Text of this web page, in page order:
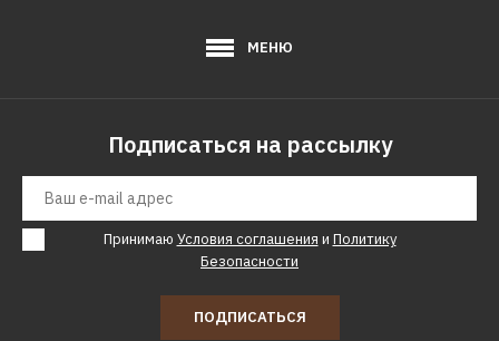
МЕНЮ
Подписаться на рассылку
Принимаю Условия соглашения и Политику
Безопасности
ПОДПИСАТЬСЯ